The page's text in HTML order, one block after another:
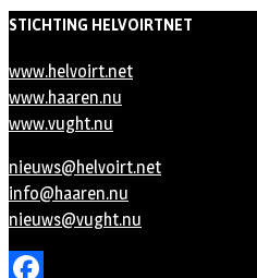
STICHTING HELVOIRTNET
www.helvoirt.net
www.haaren.nu
www.vught.nu
nieuws@helvoirt.net
info@haaren.nu
nieuws@vught.nu